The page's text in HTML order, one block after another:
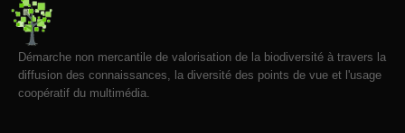
Démarche non mercantile de valorisation de la biodiversité à travers la
diffusion des connaissances, la diversité des points de vue et l'usage
coopératif du multimédia.